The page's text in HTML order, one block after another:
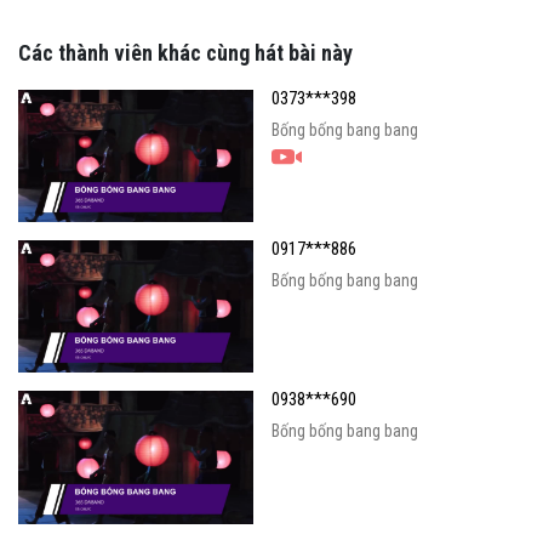
Các thành viên khác cùng hát bài này
0373***398
Bống bống bang bang
0917***886
Bống bống bang bang
0938***690
Bống bống bang bang